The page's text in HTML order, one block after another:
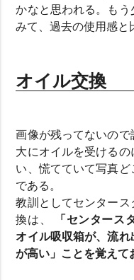
かなと思われる。も
みて、過去の使用感と
オイル交換
画像が残ってないの
大にオイルを受けるの
い、慌てていて写真
である。
教訓としてセンター
換は、
「センタース
オイル吸収箱が、流
が高い」ことを覚えて